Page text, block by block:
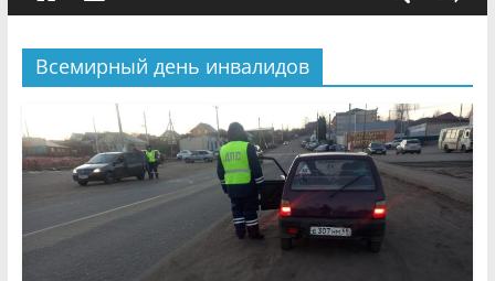
мероприятии «Сохраним
первоцветы!»
В вольере Воронинского
заповедника родились крапчатые
суслики
Всемирный день инвалидов